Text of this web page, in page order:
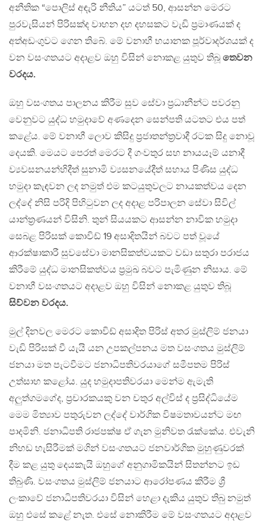
අනීතික “පොලිස් අඳැරි නීතිය” යටත් 50, ආසන්න මෙරට
පුරවැසියන් පිරිසක්ද වාහන දහ දහසකට වැඩි ප්‍රමාණයක් ද
අත්අඩංගුවට ගෙන තිබේ. මේ වනාහී භයානක පූර්වාදර්ශයක් ද
වන වසංගතයට අදාළව ඔහු විසින් නොකළ යුතුව තිබූ තෙවන
වරදය.
ඔහු වසංගතය පාලනය කිරීම සුව සේවා ප්‍රධානීන්ට පවරනු
වෙනුවට යුද්ධ හමුදාවේ අණදෙන සෙන්පති යටතට එය පත්
කළේය. මේ වනාහී ලොව කිසිදු ප්‍රජාතන්ත්‍රවාදී රටක සිදු නොවූ
දෙයකි. මෙයට පෙරත් මෙරට දී ගංවතුර සහ නායයෑම් යනාදී
ව්‍යවසනයන්හිදීත් සුනාමි ව්‍යසනයේදීත් සහාය පිණිස යුද්ධ
හමුදා කැඳවන ලද නමුත් එම කටයුතුවලට නායකත්වය දෙන
ලද්දේ නිසි පරිදි පිහිටුවන ලද අදාළ පරිපාලන සේවා සිවිල්
යාන්ත්‍රණයන් විසිනි. තුන් සියයකට ආසන්න නාවික හමුදා
සෙබළ පිරිසක් කොවිඩ් 19 අසාදිතයින් බවට පත් වූයේ
ආරක්ෂාකාරී සුවසේවා මානසිකත්වයකට වඩා සතුරා පරාජය
කිරීමේ යුද්ධ මානසිකත්වය ප්‍රමුඛ බවට පැමිණුන නිසාය. මේ
වනාහී වසංගතයට අදාළව ඔහු විසින් නොකළ යුතුව තිබූ
සිව්වන වරදය.
මුල් දිනවල මෙරට කොවිඩ් අසාදිත පිරිස් අතර මුස්ලිම් ජනයා
වැඩි පිරිසක් වී යැයි යන උපකල්පනය මත වසංගතය මුස්ලිම්
ජනයා මත පැටවීමට ජනාධිපතිවරයාගේ සමීපතම පිරිස්
උත්සාහ කළෝය. යුද හමුදාපතිවරයා මෙන්ම ඇමැති
අලුත්ගමගේද, ප්‍රචාරකයකු වන චතුර අල්විස් ද ප්‍රසිද්ධියේම
මෙම මිත්‍යාව පතුරුවන ලද්දේ වාර්ගික විෂමතාවයන්ට මඟ
පාදමිනි. ජනාධිපති රාජපක්ෂ ඒ ගැන මුනිවත රැක්කේය. එවැනි
නිහඩ හැසිරීමක් මගින් වසංගතයට ජනවාර්ගික මුහුණුවරක්
දීම කළ යුතු දෙයකැයි ඔහුගේ අනුගාමිකයින් සිතන්නට ඉඩ
තිබුණි. වසංගතය මුස්ලිම් ජනයාට ආරෝපණය කිරීම ශ්‍රී
ලංකාවේ ජනාධිපතිවරයා විසින් හෙළා දැකිය යුතුව තිබු නමුත්
ඔහු එසේ කළේ නැත. එසේ නොකිරීම මේ වසංගතයට අදාළව